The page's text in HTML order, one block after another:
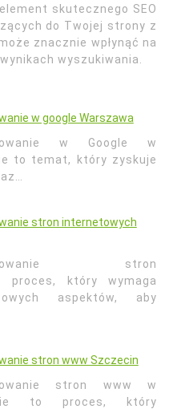
skutecznego SEO
do Twojej strony z
znacznie wpłynąć na
wyszukiwania.
w google Warszawa
w Google w
to temat, który zyskuje
stron internetowych
stron
który wymaga
aspektów, aby
stron www Szczecin
stron www w
to proces, który